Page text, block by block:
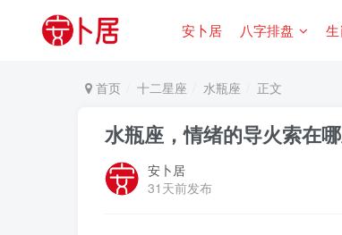
安卜居 八字排盘 生
首页 十二星座 水瓶座 正文
水瓶座，情绪的导火索在
安卜居
31天前发布